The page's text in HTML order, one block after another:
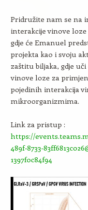
Pridružite nam se na
interakcije vinove
gdje će Emanuel
projekta kao i svoju
zaštitu biljaka, gdje
vinove loze za
pojedinih interakcija
mikroorganizmima.
Link za pristup :
https://
489f-8733-
1397f0c84f94